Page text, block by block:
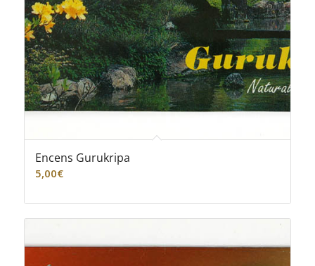
Encens Gurukripa
5,00€